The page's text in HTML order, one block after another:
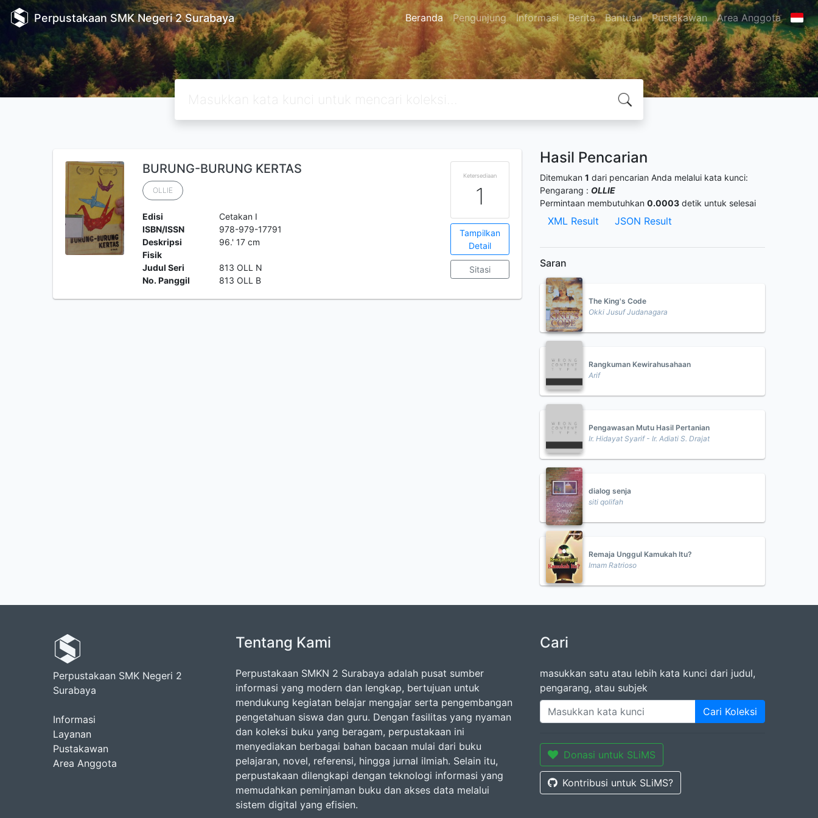
Perpustakaan SMK Negeri 2 Surabaya Beranda Pengunjung Informasi Berita Bantuan Pustakawan Area Anggota
BURUNG-BURUNG KERTAS
OLLIE
Edisi
Cetakan I
ISBN/ISSN
978-979-17791
Deskripsi
Fisik
96.' 17 cm
Judul Seri
813 OLL N
No. Panggil
813 OLL B
Ketersediaan
1
Tampilkan
Detail
Sitasi
Hasil Pencarian
Ditemukan 1 dari pencarian Anda melalui kata kunci:
Pengarang : OLLIE
Permintaan membutuhkan 0.0003 detik untuk selesai
XML Result JSON Result
Saran
The King's Code
Okki Jusuf Judanagara
Rangkuman Kewirahusahaan
Arif
Pengawasan Mutu Hasil Pertanian
Ir. Hidayat Syarif - Ir. Adiati S. Drajat
dialog senja
siti qolifah
Remaja Unggul Kamukah Itu?
Imam Ratrioso
Perpustakaan SMK Negeri 2
Surabaya
Informasi
Layanan
Pustakawan
Area Anggota
Tentang Kami
Perpustakaan SMKN 2 Surabaya adalah pusat sumber
informasi yang modern dan lengkap, bertujuan untuk
mendukung kegiatan belajar mengajar serta pengembangan
pengetahuan siswa dan guru. Dengan fasilitas yang nyaman
dan koleksi buku yang beragam, perpustakaan ini
menyediakan berbagai bahan bacaan mulai dari buku
pelajaran, novel, referensi, hingga jurnal ilmiah. Selain itu,
perpustakaan dilengkapi dengan teknologi informasi yang
memudahkan peminjaman buku dan akses data melalui
sistem digital yang efisien.
Cari
masukkan satu atau lebih kata kunci dari judul,
pengarang, atau subjek
Cari Koleksi
Donasi untuk SLiMS
Kontribusi untuk SLiMS?